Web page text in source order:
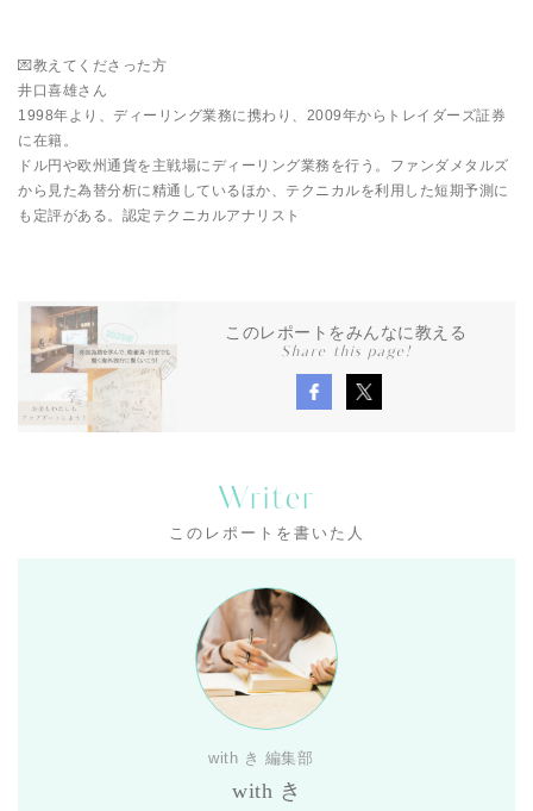
💌教えてくださった方
井口喜雄さん
1998年より、ディーリング業務に携わり、2009年からトレイダーズ証券
に在籍。
ドル円や欧州通貨を主戦場にディーリング業務を行う。ファンダメタルズ
から見た為替分析に精通しているほか、テクニカルを利用した短期予測に
も定評がある。認定テクニカルアナリスト
このレポートをみんなに教える
Share this page!
Writer
このレポートを書いた人
with き 編集部
with き